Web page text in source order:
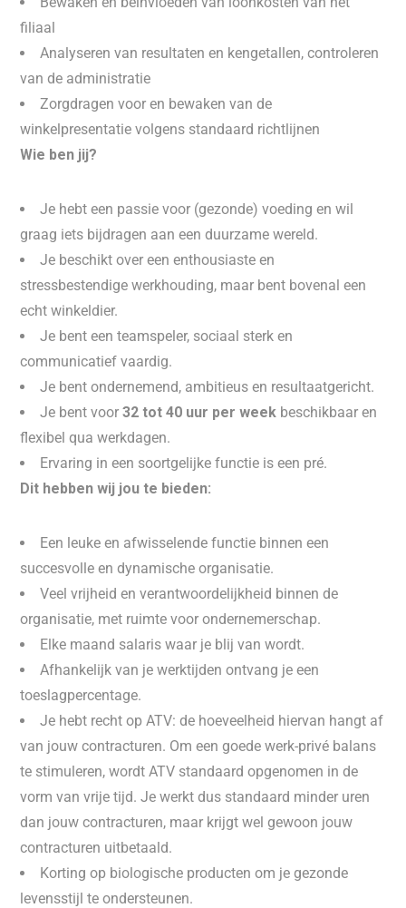
filiaal
Analyseren van resultaten en kengetallen, controleren
van de administratie
Zorgdragen voor en bewaken van de
winkelpresentatie volgens standaard richtlijnen
Wie ben jij?
Je hebt een passie voor (gezonde) voeding en wil
graag iets bijdragen aan een duurzame wereld.
Je beschikt over een enthousiaste en
stressbestendige werkhouding, maar bent bovenal een
echt winkeldier.
Je bent een teamspeler, sociaal sterk en
communicatief vaardig.
Je bent ondernemend, ambitieus en resultaatgericht.
Je bent voor32 tot 40 uur per week beschikbaar en
flexibel qua werkdagen.
Ervaring in een soortgelijke functie is een pré.
Dit hebben wij jou te bieden:
Een leuke en afwisselende functie binnen een
succesvolle en dynamische organisatie.
Veel vrijheid en verantwoordelijkheid binnen de
organisatie, met ruimte voor ondernemerschap.
Elke maand salaris waar je blij van wordt.
Afhankelijk van je werktijden ontvang je een
toeslagpercentage.
Je hebt recht op ATV: de hoeveelheid hiervan hangt af
van jouw contracturen. Om een goede werk-privé balans
te stimuleren, wordt ATV standaard opgenomen in de
vorm van vrije tijd. Je werkt dus standaard minder uren
dan jouw contracturen, maar krijgt wel gewoon jouw
contracturen uitbetaald.
Korting op biologische producten om je gezonde
levensstijl te ondersteunen.